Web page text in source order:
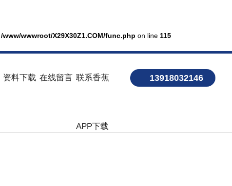
/www/wwwroot/X29X30Z1.COM/func.php on line 115
13918032146
资料下载 在线留言 联系香蕉
APP下载